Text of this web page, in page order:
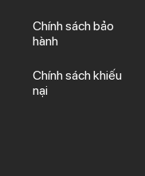
Chính sách bảo
hành
Chính sách khiếu
nại